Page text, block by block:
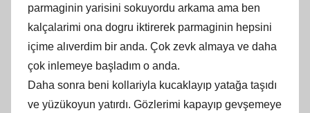
parmaginin yarisini sokuyordu arkama ama ben
kalçalarimi ona dogru iktirerek parmaginin hepsini
içime alıverdim bir anda. Çok zevk almaya ve daha
çok inlemeye başladım o anda.
Daha sonra beni kollariyla kucaklayıp yatağa taşıdı
ve yüzükoyun yatırdı. Gözlerimi kapayıp gevşemeye